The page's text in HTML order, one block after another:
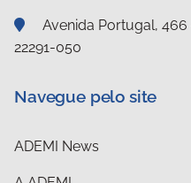
Avenida Portugal, 466
22291-050
Navegue pelo site
ADEMI News